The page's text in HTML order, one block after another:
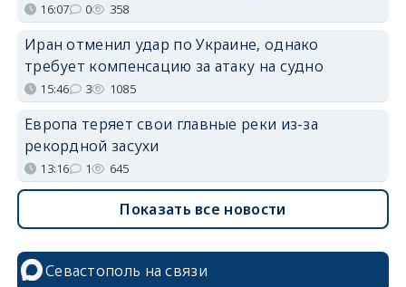
16:07 0 358
Иран отменил удар по Украине, однако
требует компенсацию за атаку на судно
15:46 3 1085
Европа теряет свои главные реки из-за
рекордной засухи
13:16 1 645
Показать все новости
Севастополь на связи